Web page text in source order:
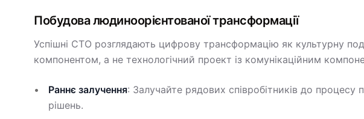
Побудова людиноорієнтованої трансформації
Успішні CTO розглядають цифрову трансформацію як культурну
компонентом, а не технологічний проект із комунікаційним
Раннє залучення: Залучайте рядових співробітників до процесу
рішень.